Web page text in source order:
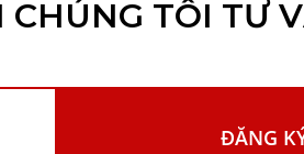
TÔI TƯ
ĐĂNG